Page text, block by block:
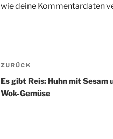
wie deine Kommentardaten
Beitragsnavigation
Vorheriger
Beitrag
ZURÜCK
Es gibt Reis: Huhn mit Sesam
Wok-Gemüse